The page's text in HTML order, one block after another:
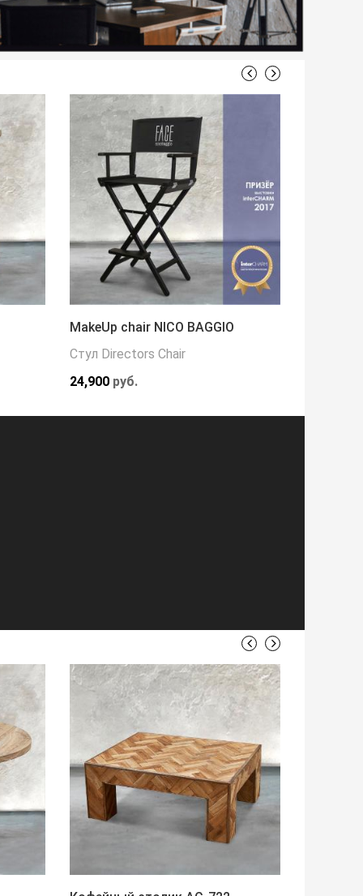
MakeUp chair NICO BAGGIO
Стул Directors Chair
24,900 руб.